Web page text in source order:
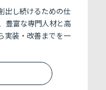
出し続けるための仕
豊富な専門人材と高
実装・改善までを一